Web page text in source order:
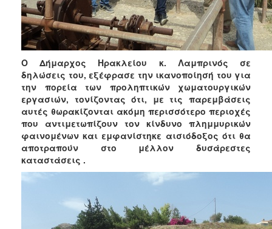
Ο Δήμαρχος Ηρακλείου κ. Λαμπρινός σε
δηλώσεις του, εξέφρασε την ικανοποίησή του για
την πορεία των προληπτικών χωματουργικών
εργασιών, τονίζοντας ότι, με τις παρεμβάσεις
αυτές θωρακίζονται ακόμη περισσότερο περιοχές
που αντιμετωπίζουν τον κίνδυνο πλημμυρικών
φαινομένων και εμφανίστηκε αισιόδοξος ότι θα
αποτραπούν στο μέλλον δυσάρεστες
καταστάσεις .